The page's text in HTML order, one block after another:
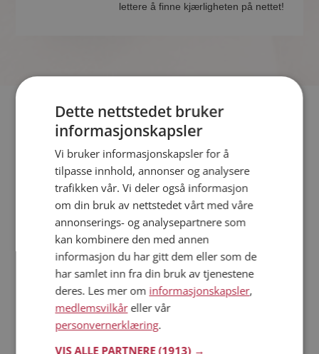
lettere å finne kjærligheten på nettet!
Hvis du søker dating i Kåfjord har du kommet til riktig sted.
På Møteplassen kan du bli medlem og søke blant tusenvis av
Läs mer
Trinn 1 - Bli medlem og lag en presentasjon
Trinn 2 - Slik fungerer våre søkefunksjoner
Trinn 3 - Tips til hvordan du tar kontakt
Sikker dating
Dating på mobilen
Dating på Møteplassen
Nettdatingtips
Dette nettstedet bruker
informasjonskapsler
Vi bruker informasjonskapsler for å
tilpasse innhold, annonser og analysere
trafikken vår. Vi deler også informasjon
om din bruk av nettstedet vårt med våre
annonserings- og analysepartnere som
kan kombinere den med annen
informasjon du har gitt dem eller som de
har samlet inn fra din bruk av tjenestene
deres. Les mer om informasjonskapsler,
medlemsvilkåreller vår
personvernerklæring.
VIS ALLE PARTNERE(1913) →